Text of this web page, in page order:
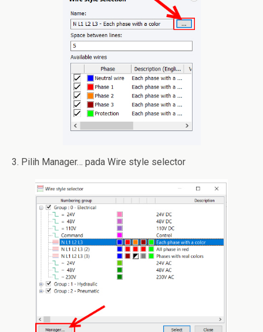
3. Pilih Manager… pada Wire style selector